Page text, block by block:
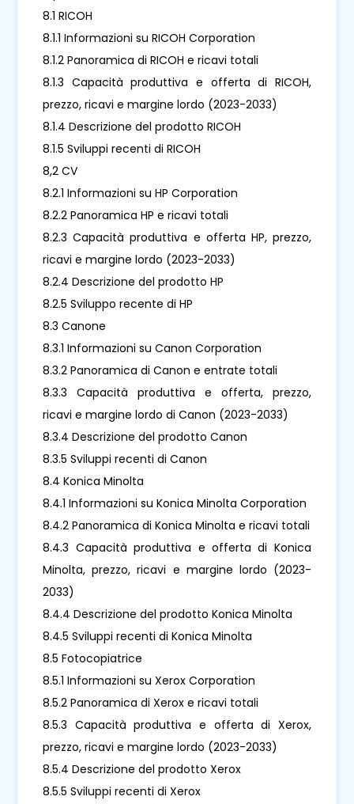
8.1 RICOH
8.1.1 Informazioni su RICOH Corporation
8.1.2 Panoramica di RICOH e ricavi totali
8.1.3 Capacità produttiva e offerta di RICOH,
prezzo, ricavi e margine lordo (2023-2033)
8.1.4 Descrizione del prodotto RICOH
8.1.5 Sviluppi recenti di RICOH
8,2 CV
8.2.1 Informazioni su HP Corporation
8.2.2 Panoramica HP e ricavi totali
8.2.3 Capacità produttiva e offerta HP, prezzo,
ricavi e margine lordo (2023-2033)
8.2.4 Descrizione del prodotto HP
8.2.5 Sviluppo recente di HP
8.3 Canone
8.3.1 Informazioni su Canon Corporation
8.3.2 Panoramica di Canon e entrate totali
8.3.3 Capacità produttiva e offerta, prezzo,
ricavi e margine lordo di Canon (2023-2033)
8.3.4 Descrizione del prodotto Canon
8.3.5 Sviluppi recenti di Canon
8.4 Konica Minolta
8.4.1 Informazioni su Konica Minolta Corporation
8.4.2 Panoramica di Konica Minolta e ricavi totali
8.4.3 Capacità produttiva e offerta di Konica
Minolta, prezzo, ricavi e margine lordo (2023-
2033)
8.4.4 Descrizione del prodotto Konica Minolta
8.4.5 Sviluppi recenti di Konica Minolta
8.5 Fotocopiatrice
8.5.1 Informazioni su Xerox Corporation
8.5.2 Panoramica di Xerox e ricavi totali
8.5.3 Capacità produttiva e offerta di Xerox,
prezzo, ricavi e margine lordo (2023-2033)
8.5.4 Descrizione del prodotto Xerox
8.5.5 Sviluppi recenti di Xerox